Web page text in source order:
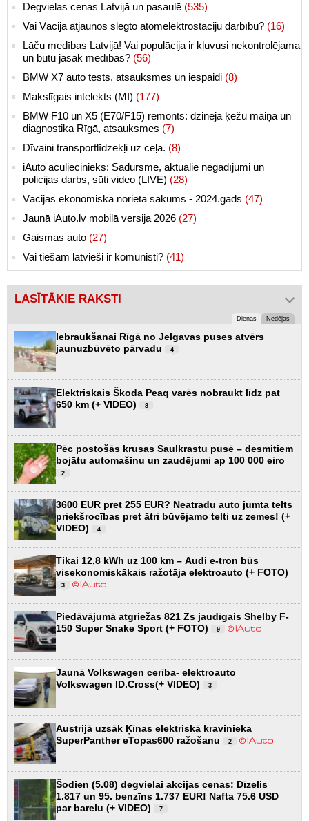
Degvielas cenas Latvijā un pasaulē (535)
Vai Vācija atjaunos slēgto atomelektrostaciju darbību? (16)
Lāču medības Latvijā! Vai populācija ir kļuvusi nekontrolējama
un būtu jāsāk medības? (56)
BMW X7 auto tests, atsauksmes un iespaidi (8)
Makslīgais intelekts (MI) (177)
BMW F10 un X5 (E70/F15) remonts: dzinēja ķēžu maiņa un
diagnostika Rīgā, atsauksmes (7)
Dīvaini transportlīdzekļi uz ceļa. (8)
iAuto aculiecinieks: Sadursme, aktuālie negadījumi un
policijas darbs, sūti video (LIVE) (28)
Vācijas ekonomiskā norieta sākums - 2024.gads (47)
Jaunā iAuto.lv mobilā versija 2026 (27)
Gaismas auto (27)
Vai tiešām latvieši ir komunisti? (41)
LASĪTĀKIE RAKSTI
Dienas Nedēļas
Iebraukšanai Rīgā no Jelgavas puses atvērs
jaunuzbūvēto pārvadu
4
Elektriskais Škoda Peaq varēs nobraukt līdz pat
650 km (+ VIDEO)
8
Pēc postošās krusas Saulkrastu pusē – desmitiem
bojātu automašīnu un zaudējumi ap 100 000 eiro
2
3600 EUR pret 255 EUR? Neatradu auto jumta telts
priekšrocības pret ātri būvējamo telti uz zemes! (+
VIDEO)
4
Tikai 12,8 kWh uz 100 km – Audi e-tron būs
visekonomiskākais ražotāja elektroauto (+ FOTO)
3
Piedāvājumā atgriežas 821 Zs jaudīgais Shelby F-
150 Super Snake Sport (+ FOTO)
9
Jaunā Volkswagen cerība- elektroauto
Volkswagen ID.Cross(+ VIDEO)
3
Austrijā uzsāk Ķīnas elektriskā kravinieka
SuperPanther eTopas600 ražošanu
2
Šodien (5.08) degvielai akcijas cenas: Dīzelis
1.817 un 95. benzīns 1.737 EUR! Nafta 75.6 USD
par barelu (+ VIDEO)
7